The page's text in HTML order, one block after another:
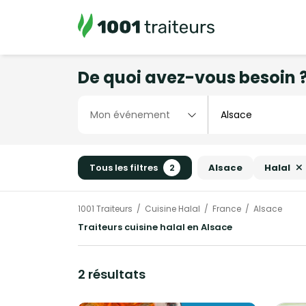
De quoi avez-vous besoin
Tous les filtres 2 Alsace Halal
1001 Traiteurs Cuisine Halal France Alsace
Traiteurs cuisine halal en Alsace
2 résultats